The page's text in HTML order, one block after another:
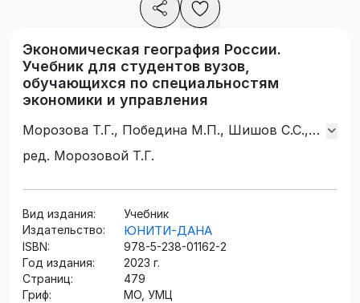
Экономическая география России.
Учебник для студентов вузов,
обучающихся по специальностям
экономики и управления
Морозова Т.Г., Победина М.П., Шишов С.С.,
Барменкова Н.А., Шубцова Л.В., Семикина
ред. Морозовой Т.Г.
Вид издания:
Учебник
Издательство:
ЮНИТИ-ДАНА
ISBN:
978-5-238-01162-2
Год издания:
2023 г.
Страниц:
479
Гриф:
МО, УМЦ